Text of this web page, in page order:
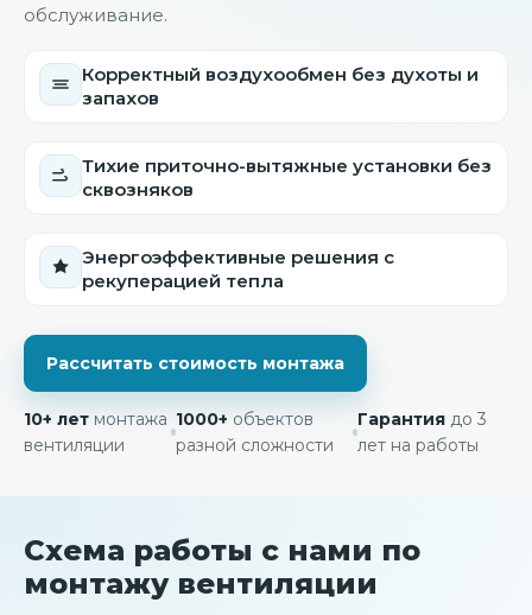
обслуживание.
Корректный воздухообмен без духоты и
запахов
Тихие приточно-вытяжные установки без
сквозняков
Энергоэффективные решения с
рекуперацией тепла
Рассчитать стоимость монтажа
10+ лет монтажа
вентиляции
1000+ объектов
разной сложности
Гарантиядо 3
лет на работы
Схема работы с нами по
монтажу вентиляции